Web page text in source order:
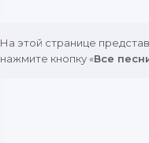
На этой странице
нажмите кнопку «Все